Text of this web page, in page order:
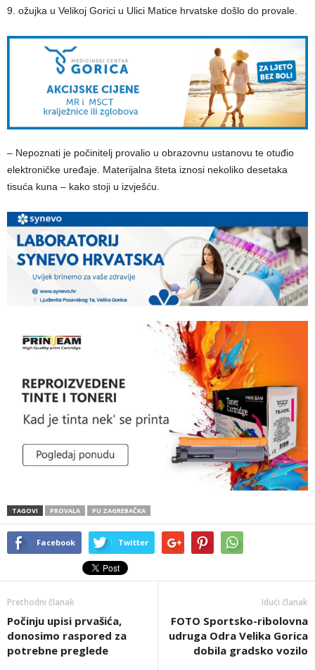
9. ožujka u Velikoj Gorici u Ulici Matice hrvatske došlo do provale.
– Nepoznati je počinitelj provalio u obrazovnu ustanovu te otuđio
elektroničke uređaje. Materijalna šteta iznosi nekoliko desetaka
tisuća kuna – kako stoji u izvješću.
TAGOVI PROVALA PU ZAGREBAČKA
Facebook Twitter
Prethodni članak
Počinju upisi prvašića,
donosimo raspored za
potrebne preglede
Idući članak
FOTO Sportsko-ribolovna
udruga Odra Velika Gorica
dobila gradsko vozilo